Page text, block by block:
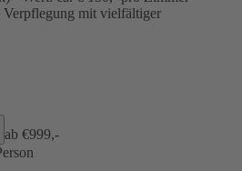
mit vielfältiger
ab €999,-